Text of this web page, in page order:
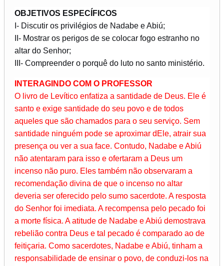
OBJETIVOS ESPECÍFICOS
I- Discutir os privilégios de Nadabe e Abiú;
II- Mostrar os perigos de se colocar fogo estranho no
altar do Senhor;
III- Compreender o porquê do luto no santo ministério.
INTERAGINDO COM O PROFESSOR
O livro de Levítico enfatiza a santidade de Deus. Ele é
santo e exige santidade do seu povo e de todos
aqueles que são chamados para o seu serviço. Sem
santidade ninguém pode se aproximar dEle, atrair sua
presença ou ver a sua face. Contudo, Nadabe e Abiú
não atentaram para isso e ofertaram a Deus um
incenso não puro. Eles também não observaram a
recomendação divina de que o incenso no altar
deveria ser oferecido pelo sumo sacerdote. A resposta
do Senhor foi imediata. A recompensa pelo pecado foi
a morte física. A atitude de Nadabe e Abiú demostrava
rebelião contra Deus e tal pecado é comparado ao de
feitiçaria. Como sacerdotes, Nadabe e Abiú, tinham a
responsabilidade de ensinar o povo, de conduzi-los na